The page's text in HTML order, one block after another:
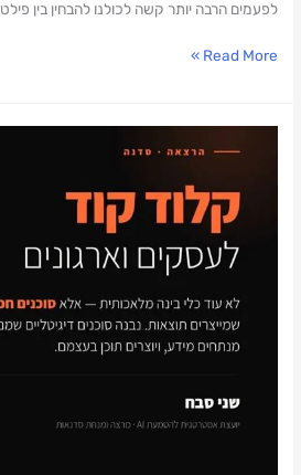
לפעמים הרבה יותר קשה לכולנו להבחין בין
Read More »